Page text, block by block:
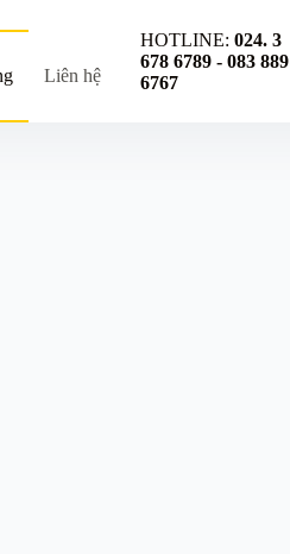
Liên hệ
HOTLINE:024. 3
678 6789 -083 889
6767